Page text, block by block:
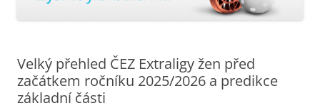
Velký přehled ČEZ Extraligy žen před
začátkem ročníku 2025/2026 a predikce
základní části